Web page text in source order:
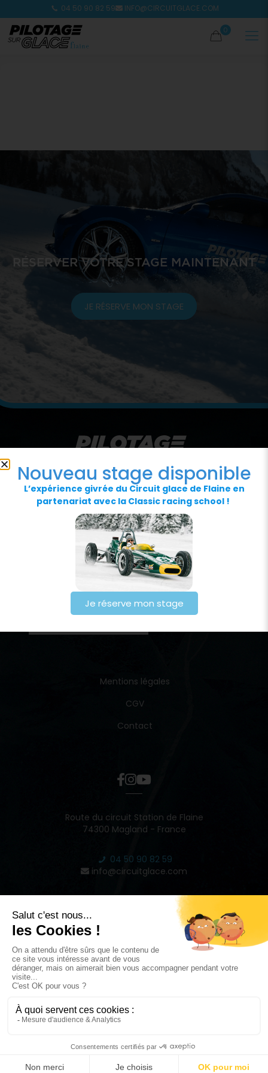
04 50 90 82 59 INFO@CIRCUITGLACE.COM
0
RÉSERVER VOTRE STAGE MAINTENANT
JE RÉSERVE MON STAGE
NOS PARTENAIRES
Mentions légales
CGV
Contact
Route du circuit Station de Flaine
74300 Magland - France
04 50 90 82 59
info@circuitglace.com
2022 © CIRCUIT GLACE DE FLAINE - RÉALISÉ PAR INSPIRE
Nouveau stage disponible
L’expérience givrée du Circuit glace de Flaine en
partenariat avec la Classic racing school !
Je réserve mon stage